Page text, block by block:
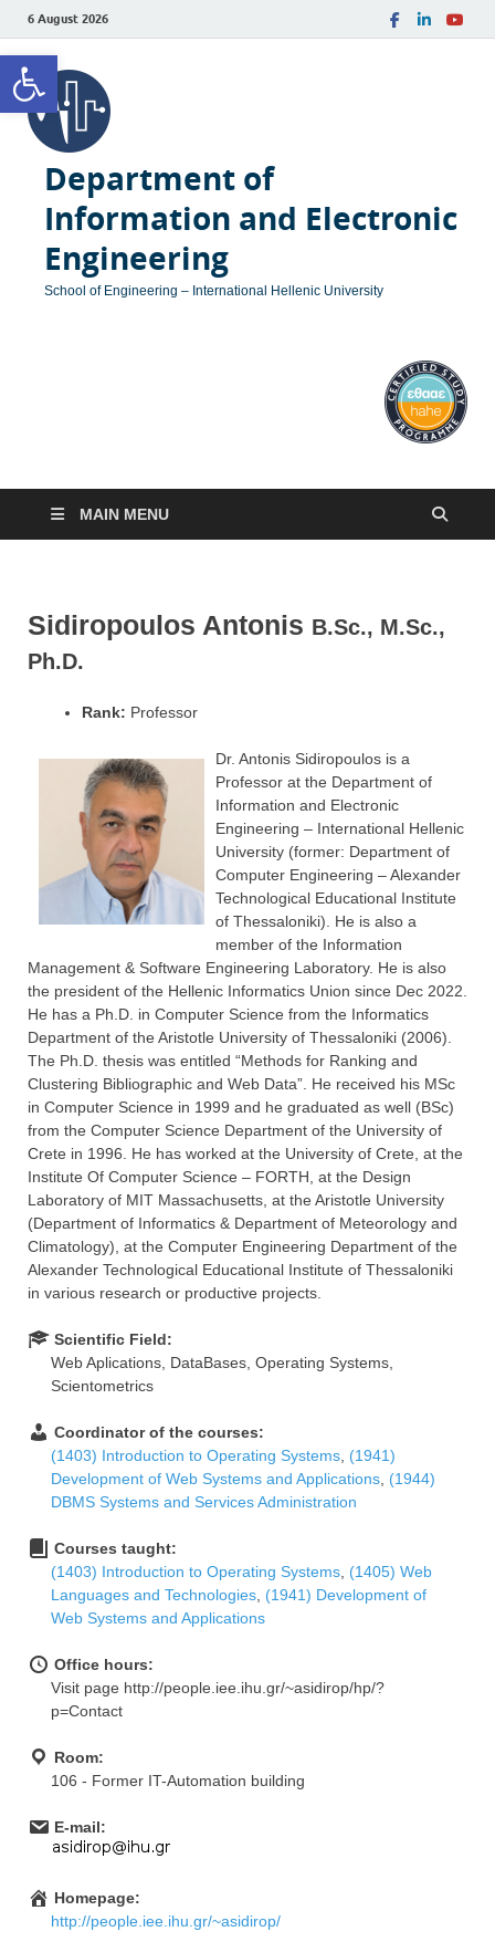
Open toolbar
6 August 2026
Department of
Information and Electronic
Engineering
School of Engineering – International Hellenic University
MAIN MENU
Sidiropoulos Antonis B.Sc., M.Sc.,
Ph.D.
Rank: Professor
Dr. Antonis Sidiropoulos is a
Professor at the Department of
Information and Electronic
Engineering – International Hellenic
University (former: Department of
Computer Engineering – Alexander
Technological Educational Institute
of Thessaloniki). He is also a
member of the Information
Management & Software Engineering Laboratory. He is also
the president of the Hellenic Informatics Union since Dec 2022.
He has a Ph.D. in Computer Science from the Informatics
Department of the Aristotle University of Thessaloniki (2006).
The Ph.D. thesis was entitled “Methods for Ranking and
Clustering Bibliographic and Web Data”. He received his MSc
in Computer Science in 1999 and he graduated as well (BSc)
from the Computer Science Department of the University of
Crete in 1996. He has worked at the University of Crete, at the
Institute Of Computer Science – FORTH, at the Design
Laboratory of MIT Massachusetts, at the Aristotle University
(Department of Informatics & Department of Meteorology and
Climatology), at the Computer Engineering Department of the
Alexander Technological Educational Institute of Thessaloniki
in various research or productive projects.
Scientific Field:
Web Aplications, DataBases, Operating Systems,
Scientometrics
Coordinator of the courses:
(1403) Introduction to Operating Systems (1941)
Development of Web Systems and Applications (1944)
DBMS Systems and Services Administration
Courses taught:
(1403) Introduction to Operating Systems (1405) Web
Languages and Technologies (1941) Development of
Web Systems and Applications
Office hours:
Visit page http://people.iee.ihu.gr/~asidirop/hp/?
p=Contact
Room:
106 - Former IT-Automation building
E-mail:
Homepage:
http://people.iee.ihu.gr/~asidirop/